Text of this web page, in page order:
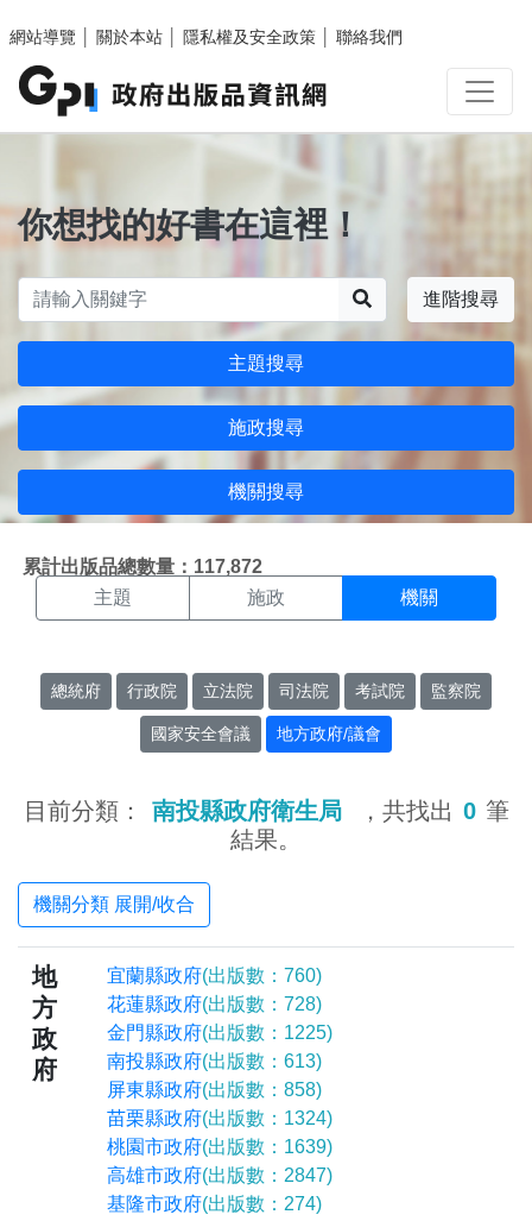
網站導覽
關於本站 隱私權及安全政策 聯絡我們
你想找的好書在這裡！
進階搜尋
主題搜尋
施政搜尋
機關搜尋
累計出版品總數量：117,872
機關搜尋結果頁面
主題 施政 機關
總統府 行政院 立法院 司法院 考試院 監察院
國家安全會議 地方政府/議會
目前分類： 南投縣政府衛生局 ，共找出 0 筆
結果。
機關分類 展開/收合
地
方
政
府
宜蘭縣政府(出版數：760)
花蓮縣政府(出版數：728)
金門縣政府(出版數：1225)
南投縣政府(出版數：613)
屏東縣政府(出版數：858)
苗栗縣政府(出版數：1324)
桃園市政府(出版數：1639)
高雄市政府(出版數：2847)
基隆市政府(出版數：274)